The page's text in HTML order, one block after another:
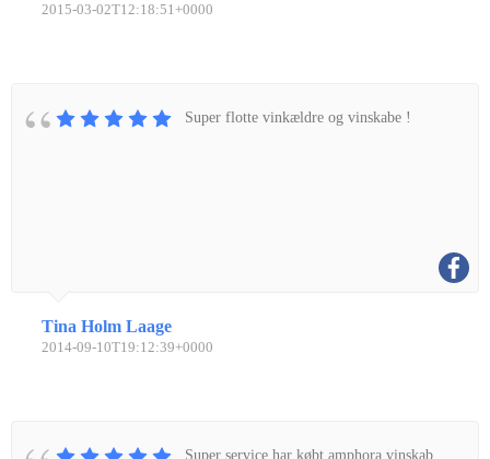
2015-03-02T12:18:51+0000
Super flotte vinkældre og vinskabe !
Tina Holm Laage
2014-09-10T19:12:39+0000
Super service har købt amphora vinskab